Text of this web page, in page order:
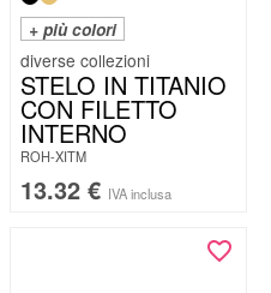
+ più colori
STELO IN TITANIO
CON FILETTO
INTERNO
ROH-XITM
13.32 € IVA inclusa